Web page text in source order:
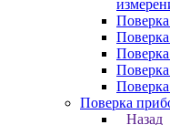
Поверка
Поверка
Назад